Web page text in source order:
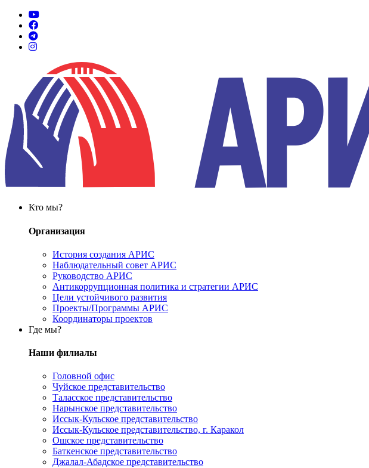
Кто мы?
Организация
История создания АРИС
Наблюдательный совет АРИС
Руководство АРИС
Антикоррупционная политика и стратегии АРИС
Цели устойчивого развития
Проекты/Программы АРИС
Координаторы проектов
Где мы?
Наши филиалы
Головной офис
Чуйское представительство
Таласское представительство
Нарынское представительство
Иссык-Кульское представительство
Иссык-Кульское представительство, г. Каракол
Ошское представительство
Баткенское представительство
Джалал-Абадское представительство